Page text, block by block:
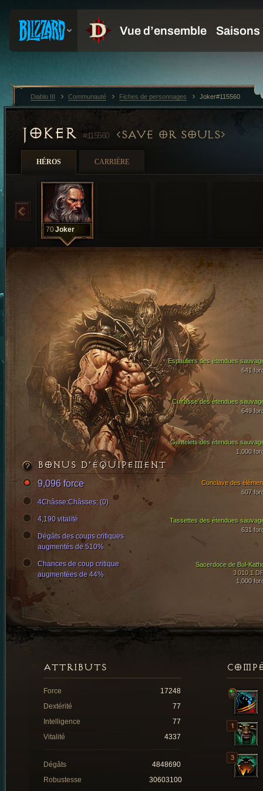
JOKER#115560 SAVE OR SOULS
HÉROS CARRIÈRE
70Joker
Cuirasse des étendues
649
Gantelets des étendues
1,000
Espauliers des étendues
641
Tassettes des étendues
631
Sacerdoce de Bul-
3 010,1
1,000
Conclave des
607
BONUS D’ÉQUIPEMENT
9,096 force
4Châsse:Châsses; (0)
4,190 vitalité
Dégâts des coups critiques
augmentés de 510%
Chances de coup critique
augmentées de 44%
ATTRIBUTS
Force
17248
Dextérité
77
Intelligence
77
Vitalité
4337
Dégâts
4848690
Robustesse
30603100
Diablo III Communauté Fiches de personnages Joker#115560